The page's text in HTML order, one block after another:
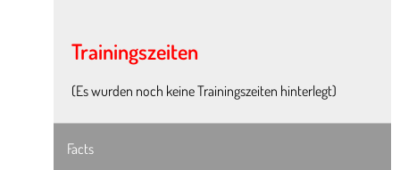
Trainingszeiten
(Es wurden noch keine Trainingszeiten hinterlegt)
Facts